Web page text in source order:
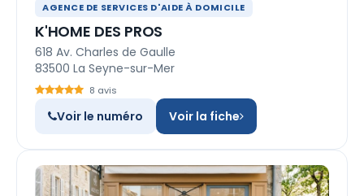
AGENCE DE SERVICES D'AIDE À DOMICILE
K'HOME DES PROS
618 Av. Charles de Gaulle
83500 La Seyne-sur-Mer
8 avis
Voir le numéro Voir la fiche